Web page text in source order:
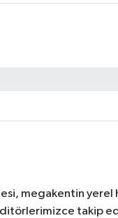
megakentin yerel
takip